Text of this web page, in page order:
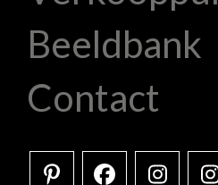
Beeldbank
Contact